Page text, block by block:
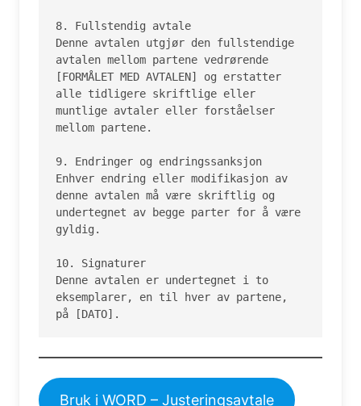
8. Fullstendig avtale
Denne avtalen utgjør den fullstendige
avtalen mellom partene vedrørende
[FORMÅLET MED AVTALEN] og erstatter
alle tidligere skriftlige eller
muntlige avtaler eller forståelser
mellom partene.
9. Endringer og endringssanksjon
Enhver endring eller modifikasjon av
denne avtalen må være skriftlig og
undertegnet av begge parter for å være
gyldig.
10. Signaturer
Denne avtalen er undertegnet i to
eksemplarer, en til hver av partene,
på [DATO].
Bruk i WORD – Justeringsavtale